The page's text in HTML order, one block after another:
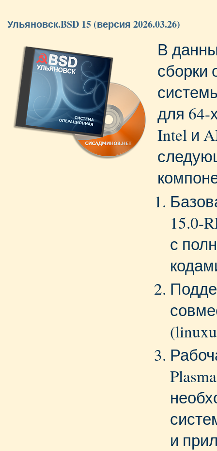
Ульяновск.BSD 15 (версия 2026.03.26)
В
сборки
для
Intel и
15.0-
с
и